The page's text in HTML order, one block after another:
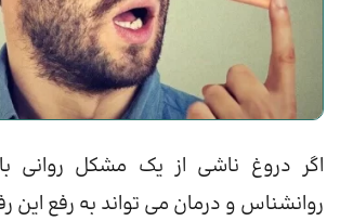
اگر دروغ ناشی از یک مشکل روانی
روانشناس و درمان می تواند به رفع این